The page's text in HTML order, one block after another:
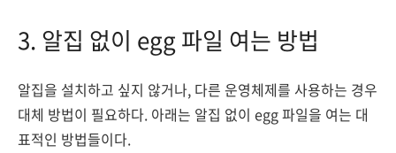
3. 알집 없이 egg 파일 여는 방법
알집을 설치하고 싶지 않거나, 다른 운영체제를 사용하는 경우
대체 방법이 필요하다. 아래는 알집 없이 egg 파일을 여는 대
표적인 방법들이다.